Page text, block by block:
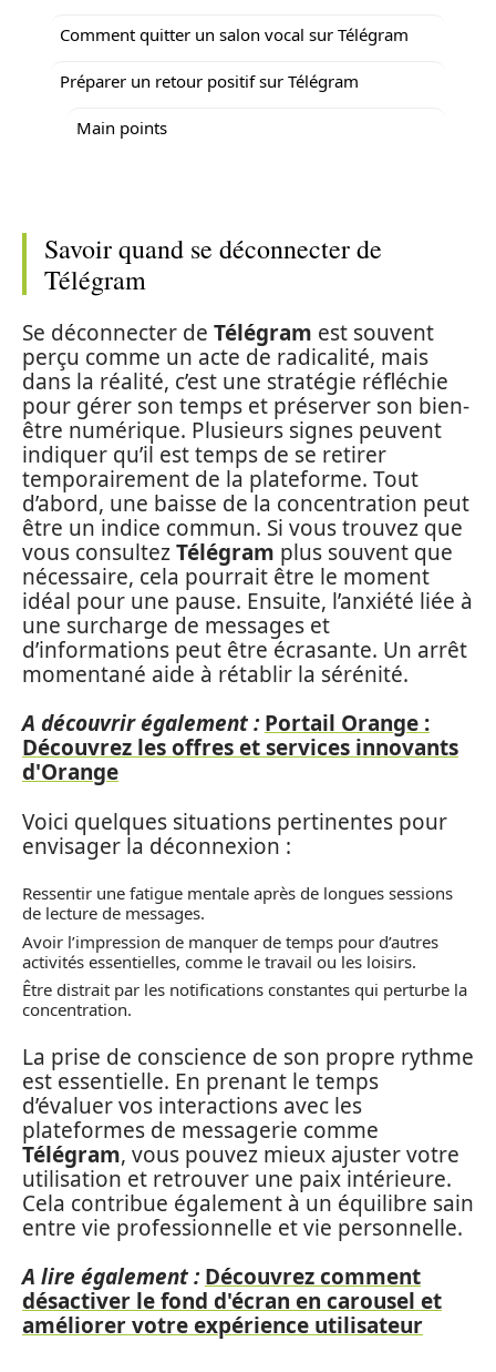
Comment quitter un salon vocal sur Télégram
Préparer un retour positif sur Télégram
Main points
Savoir quand se déconnecter de
Télégram
Se déconnecter de Télégram est souvent
perçu comme un acte de radicalité, mais
dans la réalité, c’est une stratégie réfléchie
pour gérer son temps et préserver son bien-
être numérique. Plusieurs signes peuvent
indiquer qu’il est temps de se retirer
temporairement de la plateforme. Tout
d’abord, une baisse de la concentration peut
être un indice commun. Si vous trouvez que
vous consultezTélégram plus souvent que
nécessaire, cela pourrait être le moment
idéal pour une pause. Ensuite, l’anxiété liée à
une surcharge de messages et
d’informations peut être écrasante. Un arrêt
momentané aide à rétablir la sérénité.
A découvrir également : Portail Orange :
Découvrez les offres et services innovants
d'Orange
Voici quelques situations pertinentes pour
envisager la déconnexion :
Ressentir une fatigue mentale après de longues sessions
de lecture de messages.
Avoir l’impression de manquer de temps pour d’autres
activités essentielles, comme le travail ou les loisirs.
Être distrait par les notifications constantes qui perturbe la
concentration.
La prise de conscience de son propre rythme
est essentielle. En prenant le temps
d’évaluer vos interactions avec les
plateformes de messagerie comme
Télégram, vous pouvez mieux ajuster votre
utilisation et retrouver une paix intérieure.
Cela contribue également à un équilibre sain
entre vie professionnelle et vie personnelle.
A lire également : Découvrez comment
désactiver le fond d'écran en carousel et
améliorer votre expérience utilisateur